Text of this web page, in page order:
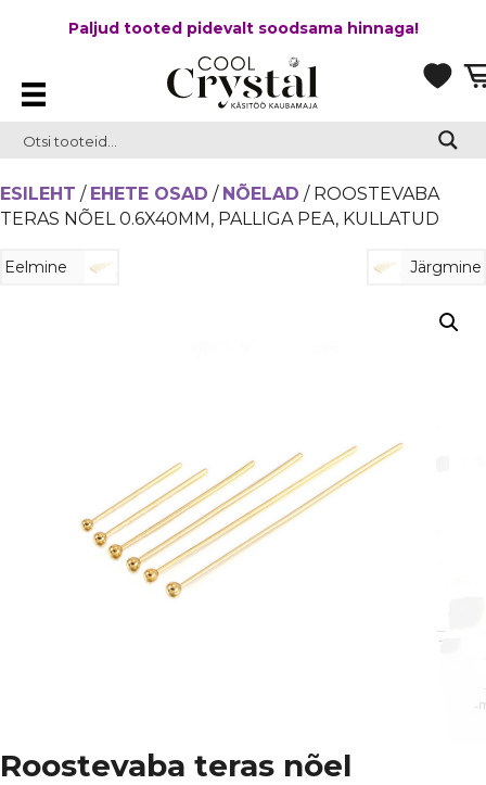
Paljud tooted pidevalt soodsama hinnaga!
ESILEHT / EHETE OSAD / NÕELAD / ROOSTEVABA
TERAS NÕEL 0.6X40MM, PALLIGA PEA, KULLATUD
Eelmine Järgmine
Roostevaba teras nõel